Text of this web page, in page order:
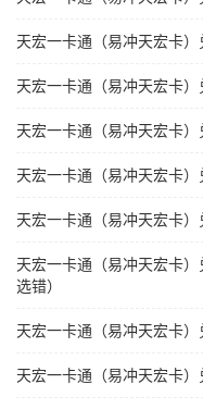
天宏一卡通（易冲天宏卡
天宏一卡通（易冲天宏卡）
天宏一卡通（易冲天宏卡）
天宏一卡通（易冲天宏卡）
天宏一卡通（易冲天宏卡）
天宏一卡通（易冲天宏卡
选错）
天宏一卡通（易冲天宏卡
天宏一卡通（易冲天宏卡